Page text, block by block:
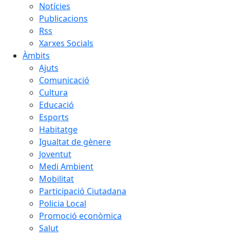
Notícies
Publicacions
Rss
Xarxes Socials
Àmbits
Ajuts
Comunicació
Cultura
Educació
Esports
Habitatge
Igualtat de gènere
Joventut
Medi Ambient
Mobilitat
Participació Ciutadana
Policia Local
Promoció econòmica
Salut